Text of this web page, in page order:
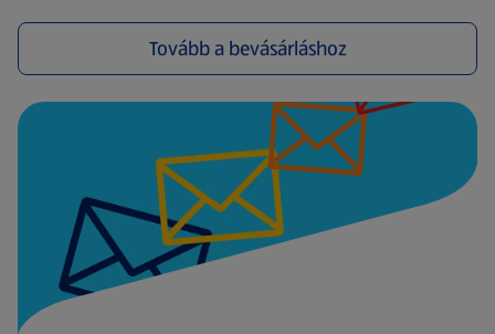
Tovább a bevásárláshoz
(új oldalon nyílik meg)